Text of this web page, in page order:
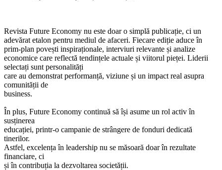
Revista Future Economy nu este doar o simplă publicație, ci un
adevărat etalon pentru mediul de afaceri. Fiecare ediție aduce în
prim-plan povești inspiraționale, interviuri relevante și analize
economice care reflectă tendințele actuale și viitorul pieței. Liderii
selectați sunt personalități
care au demonstrat performanță, viziune și un impact real asupra
comunității de
business.
În plus, Future Economy continuă să își asume un rol activ în
susținerea
educației, printr-o campanie de strângere de fonduri dedicată
tinerilor.
Astfel, excelența în leadership nu se măsoară doar în rezultate
financiare, ci
și în contribuția la dezvoltarea societății.